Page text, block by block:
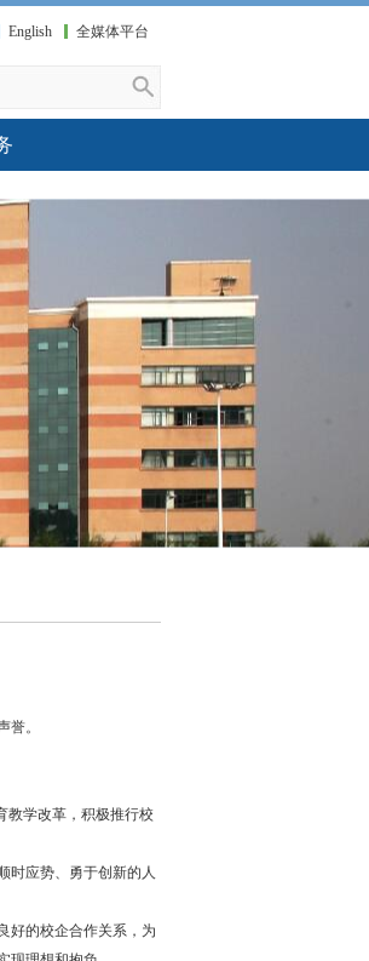
English 全媒体平台
。
学改革，积极推行校
应势、勇于创新的人
好的校企合作关系，为